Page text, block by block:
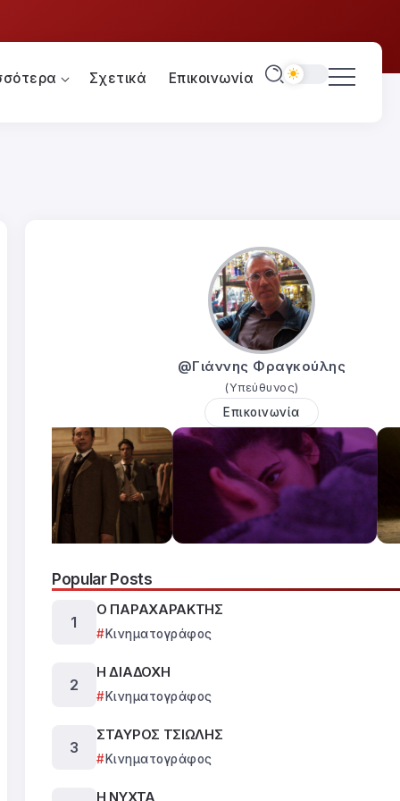
Σχετικά Επικοινωνία
@Γιάννης Φραγκούλης
(Υπεύθυνος)
Επικοινωνία
Popular Posts
Ο ΠΑΡΑΧΑΡΑΚΤΗΣ
Κινηματογράφος
Η ΔΙΑΔΟΧΗ
Κινηματογράφος
ΣΤΑΥΡΟΣ ΤΣΙΩΛΗΣ
Κινηματογράφος
Η ΝΥΧΤΑ